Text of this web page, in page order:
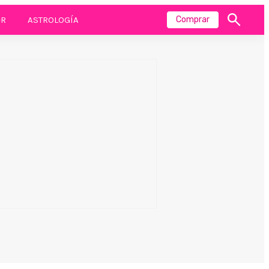
ASTROLOGÍA Comprar
Mostrar